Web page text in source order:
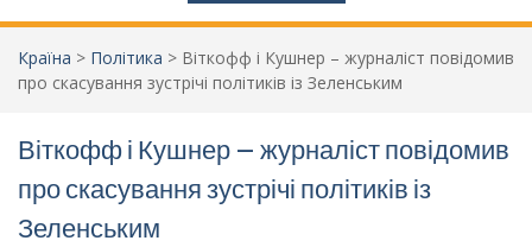
Країна > Політика > Віткофф і Кушнер – журналіст повідомив
про скасування зустрічі політиків із Зеленським
Віткофф і Кушнер – журналіст повідомив
про скасування зустрічі політиків із
Зеленським